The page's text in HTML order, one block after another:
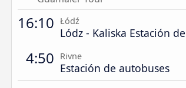
16:10 Łódź
Lódz - Kaliska Estación
4:50 Rivne
Estación de autobuses